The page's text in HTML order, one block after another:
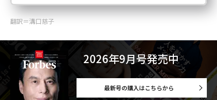
翻訳＝溝口慈子
2026年9月号発売中
最新号の購入はこちらから